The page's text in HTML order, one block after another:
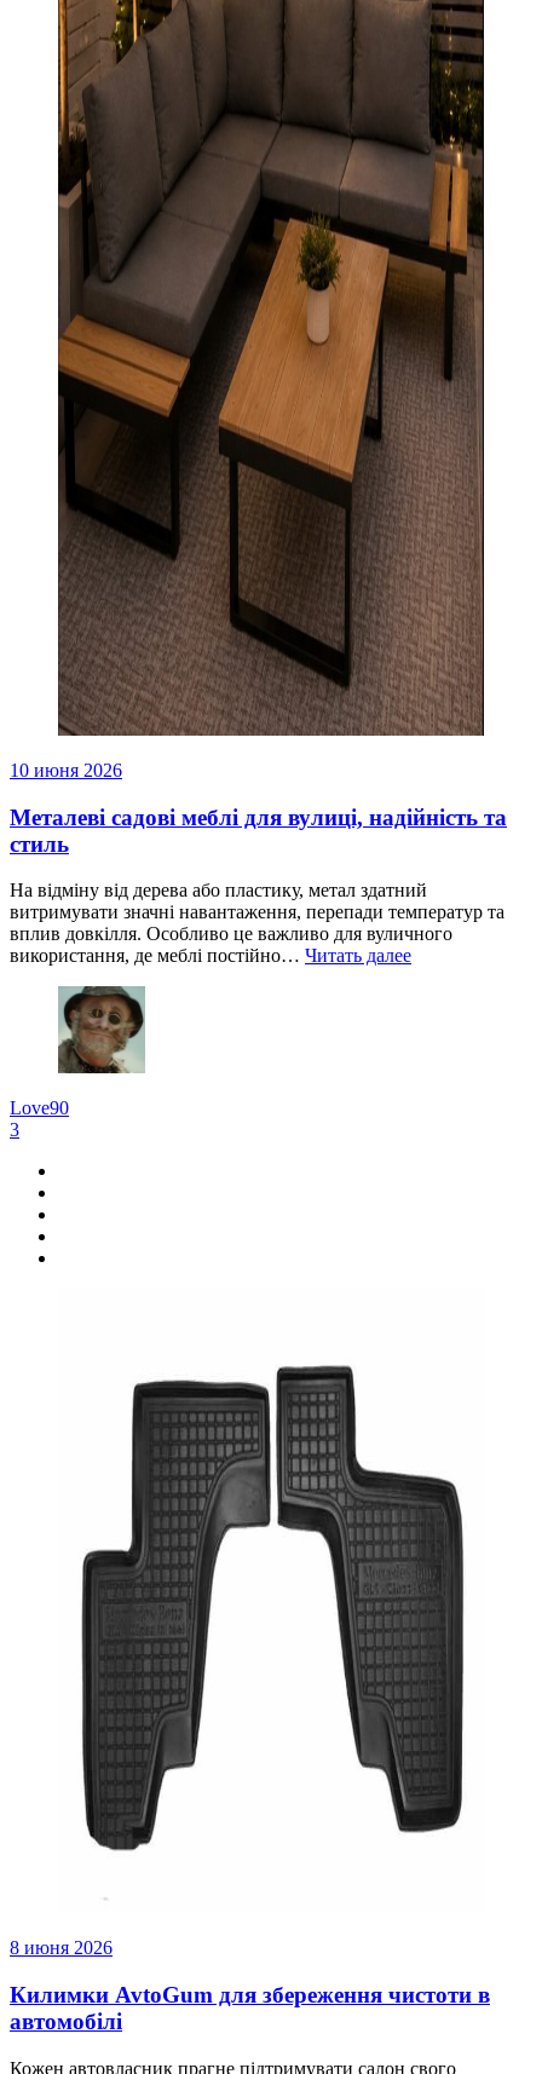
10 июня 2026
Металеві садові меблі для вулиці, надійність та
стиль
На відміну від дерева або пластику, метал здатний
витримувати значні навантаження, перепади температур та
вплив довкілля. Особливо це важливо для вуличного
використання, де меблі постійно… Читать далее
Love90
3
8 июня 2026
Килимки AvtoGum для збереження чистоти в
автомобілі
Кожен автовласник прагне підтримувати салон свого